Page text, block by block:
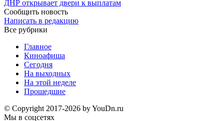
ДНР открывает двери к выплатам
Сообщить новость
Написать в редакцию
Все рубрики
Главное
Киноафиша
Сегодня
На выходных
На этой неделе
Прошедшие
© Copyright 2017-2026 by YouDn.ru
Мы в соцсетях